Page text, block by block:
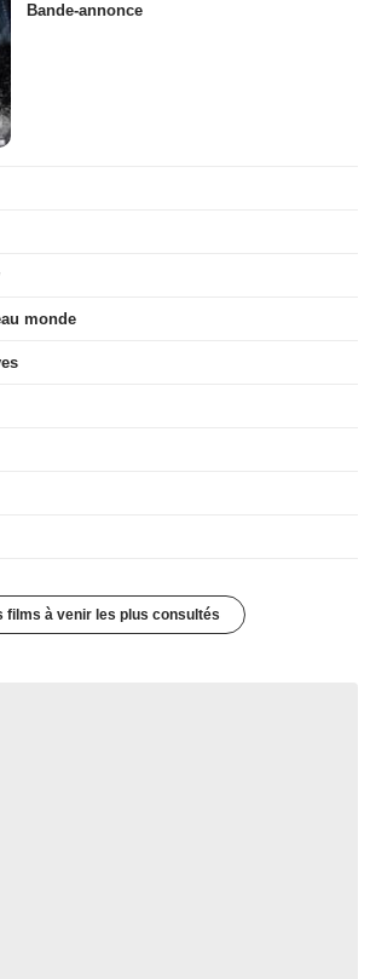
Bande-annonce
monde
films à venir les plus consultés